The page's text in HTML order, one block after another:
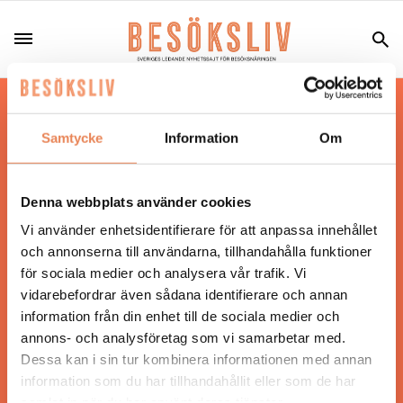
Samtycke Information Om
Denna webbplats använder cookies
Vi använder enhetsidentifierare för att anpassa innehållet
och annonserna till användarna, tillhandahålla funktioner
för sociala medier och analysera vår trafik. Vi
vidarebefordrar även sådana identifierare och annan
information från din enhet till de sociala medier och
annons- och analysföretag som vi samarbetar med.
Dessa kan i sin tur kombinera informationen med annan
information som du har tillhandahållit eller som de har
Hos oss läser du landets mest uppdaterade
nyheter och snackisar inom besöksnäringen.
Besöksliv i sin tryckta form är ett affärsmagasin
Tidningen ges ut avVisita
ANSVARIG UTGIVARE
Jonas Siljhammar
UPPHOVSRÄTT